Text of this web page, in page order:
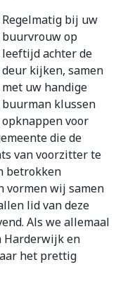
Regelmatig bij uw
buurvrouw op
leeftijd achter de
deur kijken, samen
met uw handige
buurman klussen
opknappen voor
die de
van voorzitter te
betrokken
vormen wij samen
lid van deze
Als we allemaal
Harderwijk en
het prettig